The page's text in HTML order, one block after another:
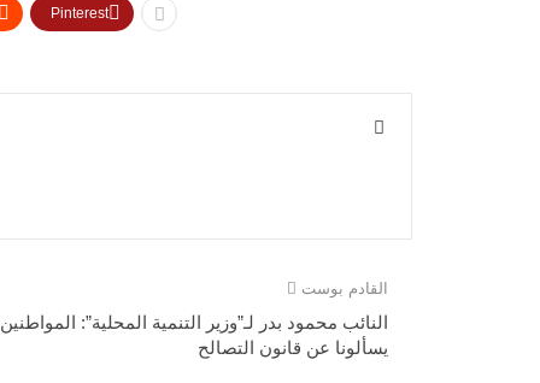
Pinterest
القادم بوست
النائب محمود بدر لـ”وزير التنمية المحلية”: المواطنين
يسألونا عن قانون التصالح